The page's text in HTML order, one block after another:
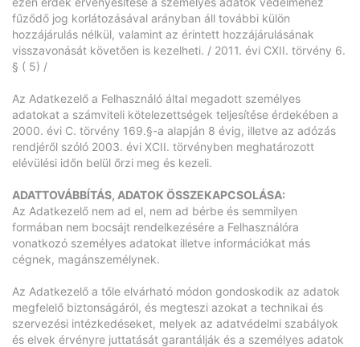
fűződő jog korlátozásával arányban áll további külön
hozzájárulás nélkül, valamint az érintett hozzájárulásának
visszavonását követően is kezelheti. / 2011. évi CXII. törvény 6.
§ ( 5) /
Az Adatkezelő a Felhasználó által megadott személyes
adatokat a számviteli kötelezettségek teljesítése érdekében a
2000. évi C. törvény 169.§-a alapján 8 évig, illetve az adózás
rendjéről szóló 2003. évi XCII. törvényben meghatározott
elévülési időn belül őrzi meg és kezeli.
ADATTOVÁBBÍTÁS, ADATOK ÖSSZEKAPCSOLÁSA:
Az Adatkezelő nem ad el, nem ad bérbe és semmilyen
formában nem bocsájt rendelkezésére a Felhasználóra
vonatkozó személyes adatokat illetve információkat más
cégnek, magánszemélynek.
Az Adatkezelő a tőle elvárható módon gondoskodik az adatok
megfelelő biztonságáról, és megteszi azokat a technikai és
szervezési intézkedéseket, melyek az adatvédelmi szabályok
és elvek érvényre juttatását garantálják és a személyes adatok